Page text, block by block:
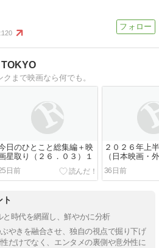
120
まで映画なら何でも。
日のひとこと総集編＋映
星取り（２６．０３）１
日前
２０２６年上
（日本映画・
36日前
ト
と時代を網羅し、鮮やかに分析
やきを融合させ、独自の視点で掘り下げ
だけでなく、エンタメの裏側や意外性に